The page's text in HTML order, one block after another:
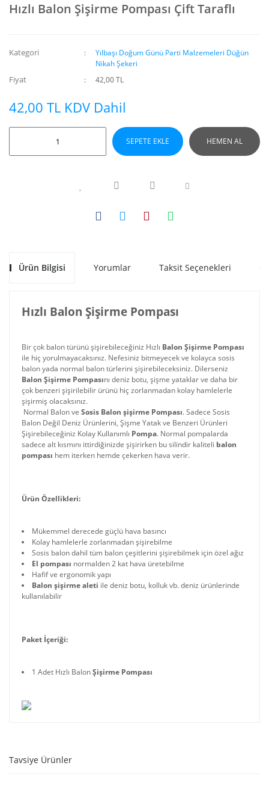
Hızlı Balon Şişirme Pompası Çift Taraflı
Kategori
Yılbaşı Doğum Günü Parti Malzemeleri Düğün
Nikah Şekeri
Fiyat 42,00 TL
42,00 TL KDV Dahil
SEPETE EKLE HEMEN AL
Ürün Bilgisi Yorumlar Taksit Seçenekleri
Hızlı Balon Şişirme Pompası
Bir çok balon türünü şişirebileceğiniz Hızlı Balon Şişirme Pompası
ile hiç yorulmayacaksınız. Nefesiniz bitmeyecek ve kolayca sosis
balon yada normal balon türlerini şişirebileceksiniz. Dilerseniz
Balon Şişirme Pompasını deniz botu, şişme yataklar ve daha bir
çok benzeri şişirilebilir ürünü hiç zorlanmadan kolay hamlelerle
şişirmiş olacaksınız.
Normal Balon ve Sosis Balon şişirme Pompası. Sadece Sosis
Balon Değil Deniz Ürünlerini, Şişme Yatak ve Benzeri Ürünleri
Şişirebileceğiniz Kolay Kullanımlı Pompa. Normal pompalarda
sadece alt kısmını ittirdiğinizde şişirirken bu silindir kaliteli balon
pompası hem iterken hemde çekerken hava verir.
Ürün Özellikleri:
Mükemmel derecede güçlü hava basıncı
Kolay hamlelerle zorlanmadan şişirebilme
Sosis balon dahil tüm balon çeşitlerini şişirebilmek için özel ağız
El pompası normalden 2 kat hava üretebilme
Hafif ve ergonomik yapı
Balon şişirme aleti ile deniz botu, kolluk vb. deniz ürünlerinde
kullanılabilir
Paket İçeriği:
1 Adet Hızlı BalonŞişirme Pompası
Tavsiye Ürünler